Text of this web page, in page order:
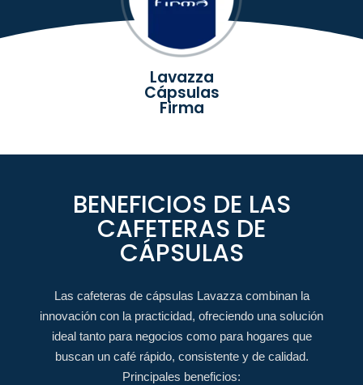
Lavazza
Cápsulas
Firma
BENEFICIOS DE LAS
CAFETERAS DE
CÁPSULAS
Las cafeteras de cápsulas Lavazza combinan la
innovación con la practicidad, ofreciendo una solución
ideal tanto para negocios como para hogares que
buscan un café rápido, consistente y de calidad.
Principales beneficios: